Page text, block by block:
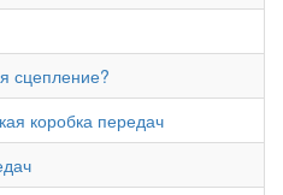
сцепление?
коробка передач